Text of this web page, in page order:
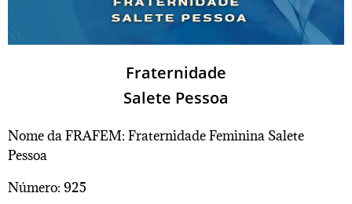
Fraternidade
Salete Pessoa
Nome da FRAFEM: Fraternidade Feminina Salete
Pessoa
Número: 925